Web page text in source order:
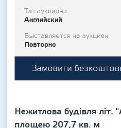
Тип аукциона
Английский
Выставляется на аукцион
Повторно
Замовити
Нежитлова будівля літ.
площею 207,7 кв. м